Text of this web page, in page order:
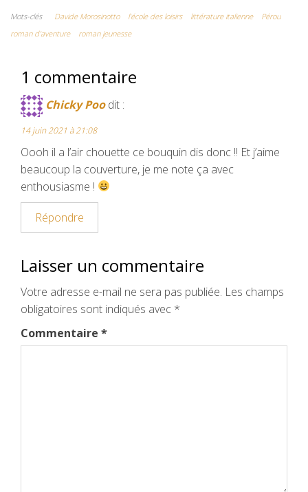
e
b
o
k
t
t
r
b
l
l
t
Mots-clés Davide Morosinotto l'école des loisirs littérature italienne
Pérou
roman d'aventure
roman jeunesse
1 commentaire
Chicky Poo dit :
14 juin 2021 à 21:08
Oooh il a l’air chouette ce bouquin dis donc !! Et j’aime
beaucoup la couverture, je me note ça avec
enthousiasme !
Répondre
Laisser un commentaire
Votre adresse e-mail ne sera pas publiée. Les champs
obligatoires sont indiqués avec *
Commentaire *